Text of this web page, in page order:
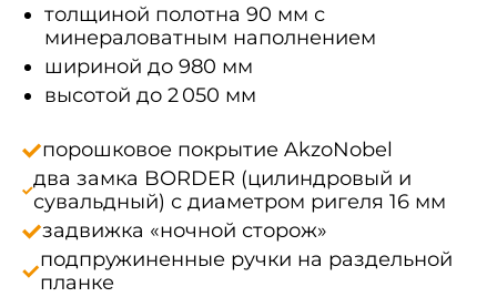
толщиной полотна 90 мм с
минераловатным наполнением
шириной до 980 мм
высотой до 2 050 мм
порошковое покрытие AkzoNobel
два замка BORDER (цилиндровый и
сувальдный) с диаметром ригеля 16 мм
задвижка «ночной сторож»
подпружиненные ручки на раздельной
планке